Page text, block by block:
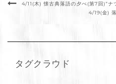
4/11(木) 懐古典落語の夕べ(第7回)”ナ
4/19(金)
タグクラウド